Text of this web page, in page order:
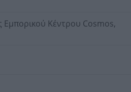
Κέντρου Cosmos,